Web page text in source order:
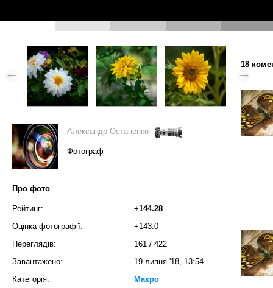
Александр Остапенко
Фотограф
Про фото
Рейтинг:
+144.28
Оцінка фотографії:
+143.0
Переглядів:
161 / 422
Завантажено:
19 липня '18, 13:54
Категорія:
Макро
18